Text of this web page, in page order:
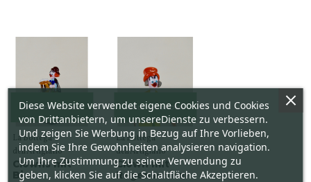
ONLY ON ORDER
La Bottega
dell'Artigiano
Clowns mit
Bier
ONLY ON ORDER
La Bottega
dell'Artigiano
Clown mit
Regenschirm
Diese Website verwendet eigene Cookies und Cookies
von Drittanbietern, um unsereDienste zu verbessern.
Und zeigen Sie Werbung in Bezug auf Ihre Vorlieben,
indem Sie Ihre Gewohnheiten analysieren navigation.
Um Ihre Zustimmung zu seiner Verwendung zu
geben, klicken Sie auf die Schaltfläche Akzeptieren.